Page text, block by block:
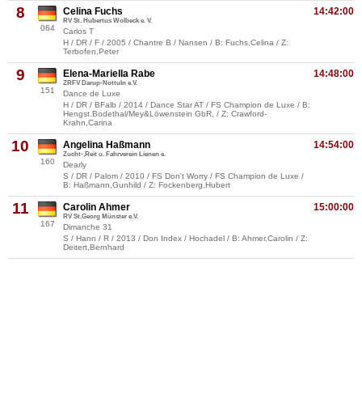
8
064
14:42:00
Celina Fuchs
RV St. Hubertus Wolbeck e. V.
Carlos T
H / DR / F / 2005 / Chantre B / Nansen / B: Fuchs,Celina / Z:
Terbofen,Peter
9
151
14:48:00
Elena-Mariella Rabe
ZRFV Darup-Nottuln e.V.
Dance de Luxe
H / DR / BFalb / 2014 / Dance Star AT / FS Champion de Luxe / B:
Hengst.Bodethal/Mey&Löwenstein GbR, / Z: Crawford-
Krahn,Carina
10
160
14:54:00
Angelina Haßmann
Zucht-,Reit u. Fahrverein Lienen e.
Dearly
S / DR / Palom / 2010 / FS Don't Worry / FS Champion de Luxe /
B: Haßmann,Gunhild / Z: Fockenberg,Hubert
11
167
15:00:00
Carolin Ahmer
RV St.Georg Münster e.V.
Dimanche 31
S / Hann / R / 2013 / Don Index / Hochadel / B: Ahmer,Carolin / Z:
Deitert,Bernhard